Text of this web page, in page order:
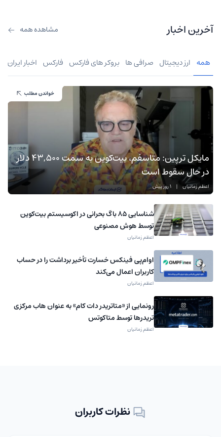
آخرین اخبار مشاهده همه
همه ارز دیجیتال صرافی ها بروکر های فارکس فارکس اخبار ایران
مایکل ترپین: متاسفم، بیت‌کوین به سمت ۴۳,۵۰۰ دلار
در حال سقوط است
اعظم زمانیان | 1 روز پیش
خواندن مطلب
شناسایی ۸۵ باگ بحرانی در اکوسیستم بیت‌کوین
توسط هوش مصنوعی
اعظم زمانیان
اوام‌پی فینکس خسارت تأخیر برداشت را در حساب
کاربران اعمال می‌کند
اعظم زمانیان
رونمایی از «متاتریدر دات کام» به عنوان هاب مرکزی
تریدرها توسط متاکوتس
اعظم زمانیان
نظرات کاربران